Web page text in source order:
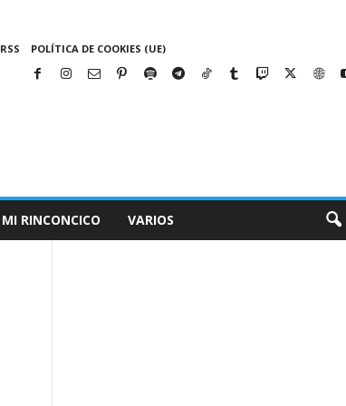
RSS POLÍTICA DE COOKIES (UE)
MI RINCONCICO VARIOS